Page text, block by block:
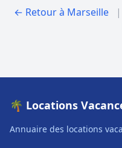
← Retour à Marseille |
🌴 Locations
Annuaire des locations